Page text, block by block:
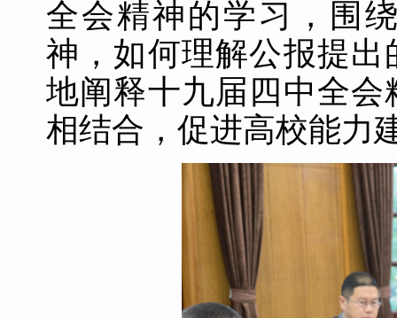
全会精神的学习，围
神，如何理解公报提
地阐释十九届四中全
相结合，促进高校能力